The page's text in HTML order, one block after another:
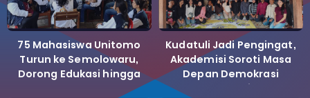
75 Mahasiswa Unitomo
Turun ke Semolowaru,
Dorong Edukasi hingga
Kudatuli Jadi Pengingat,
Akademisi Soroti Masa
Depan Demokrasi
Indonesia